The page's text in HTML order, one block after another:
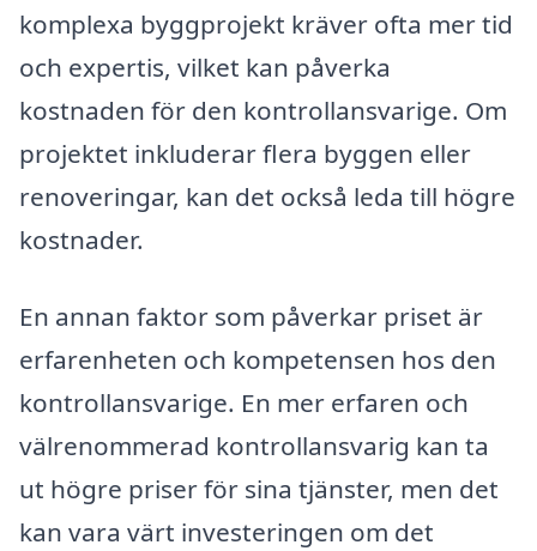
komplexa byggprojekt kräver ofta mer tid
och expertis, vilket kan påverka
kostnaden för den kontrollansvarige. Om
projektet inkluderar flera byggen eller
renoveringar, kan det också leda till högre
kostnader.
En annan faktor som påverkar priset är
erfarenheten och kompetensen hos den
kontrollansvarige. En mer erfaren och
välrenommerad kontrollansvarig kan ta
ut högre priser för sina tjänster, men det
kan vara värt investeringen om det